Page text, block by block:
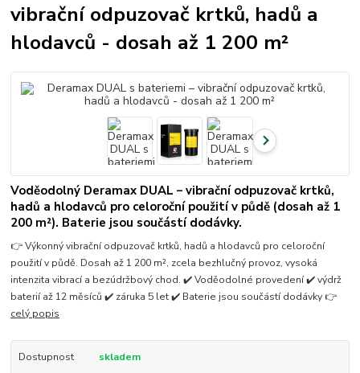
vibrační odpuzovač krtků, hadů a
hlodavců - dosah až 1 200 m²
Voděodolný Deramax DUAL – vibrační odpuzovač krtků,
hadů a hlodavců pro celoroční použití v půdě (dosah až 1
200 m²). Baterie jsou součástí dodávky.
👉 Výkonný vibrační odpuzovač krtků, hadů a hlodavců pro celoroční
použití v půdě. Dosah až 1 200 m², zcela bezhlučný provoz, vysoká
intenzita vibrací a bezúdržbový chod. ✔️ Voděodolné provedení ✔️ výdrž
baterií až 12 měsíců ✔️ záruka 5 let ✔️ Baterie jsou součástí dodávky 👉
celý popis
Dostupnost skladem